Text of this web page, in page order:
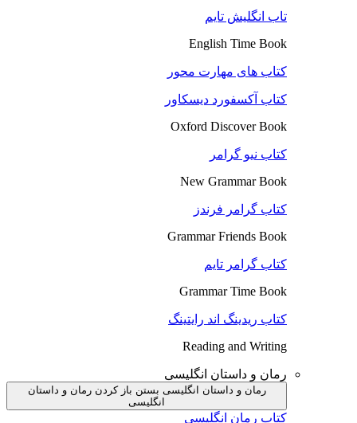
تاب انگلیش تایم
English Time Book
کتاب های مهارت محور
کتاب آکسفورد دیسکاور
Oxford Discover Book
کتاب نیو گرامر
New Grammar Book
کتاب گرامر فرندز
Grammar Friends Book
کتاب گرامر تایم
Grammar Time Book
کتاب ریدینگ اند رایتینگ
Reading and Writing
رمان و داستان انگلیسی
رمان و داستان انگلیسی بستن باز کردن رمان و داستان
انگلیسی
کتاب رمان انگلیسی